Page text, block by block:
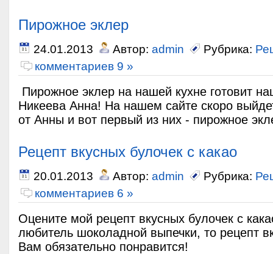
Пирожное эклер
24.01.2013 Автор: admin Рубрика:
комментариев 9 »
Пирожное эклер на нашей кухне готовит
Никеева Анна! На нашем сайте скоро
от Анны и вот первый из них - пирожное
Рецепт вкусных булочек с какао
20.01.2013 Автор: admin Рубрика:
комментариев 6 »
Оцените мой рецепт вкусных булочек с
любитель шоколадной выпечки, то рецепт
Вам обязательно понравится!